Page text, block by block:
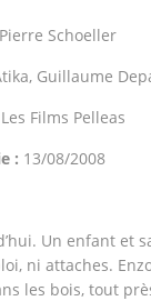
Pierre Schoeller
Guillaume
Les Films Pelleas
: 13/08/2008
Un enfant et
ni attaches.
les bois, tout